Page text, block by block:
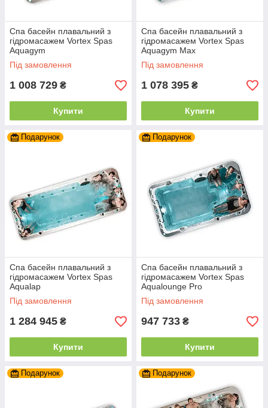
Спа басейн плавальний з
гідромасажем Vortex Spas
Aquagym
Під замовлення
1 008 729 ₴
Купити
Спа басейн плавальний з
гідромасажем Vortex Spas
Aquagym Max
Під замовлення
1 078 395 ₴
Купити
Подарунок
Спа басейн плавальний з
гідромасажем Vortex Spas
Aqualap
Під замовлення
1 284 945 ₴
Купити
Подарунок
Спа басейн плавальний з
гідромасажем Vortex Spas
Aqualounge Pro
Під замовлення
947 733 ₴
Купити
Подарунок Подарунок